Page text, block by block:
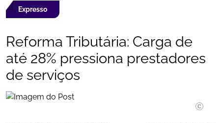
Expresso
Reforma Tributária: Carga de
até 28% pressiona prestadores
de serviços